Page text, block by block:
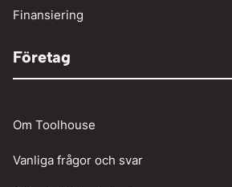
Finansiering
Företag
Om Toolhouse
Vanliga frågor och svar